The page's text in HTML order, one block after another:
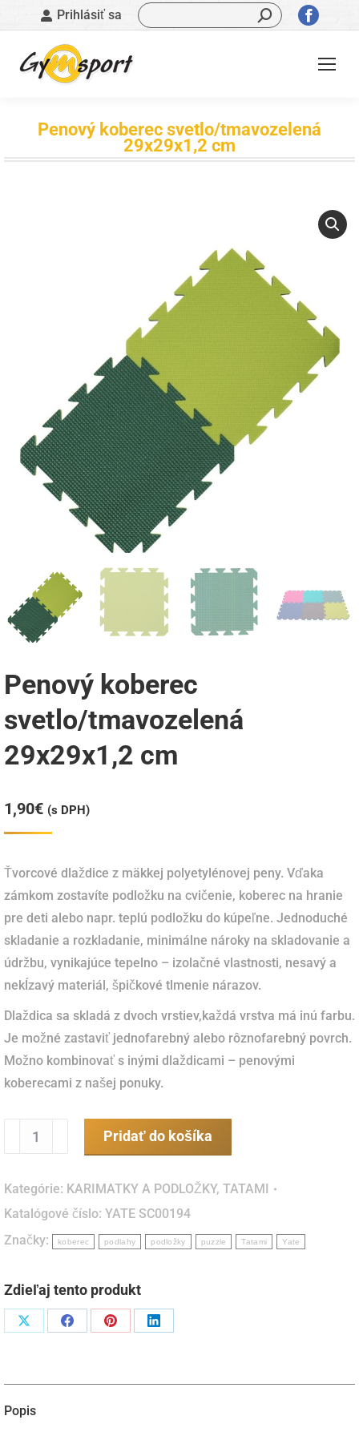
Prihlásiť sa Vyhľadávanie:
sa
otvorí
okne
Penový koberec svetlo/tmavozelená
29x29x1,2 cm
Penový koberec
svetlo/tmavozelená
29x29x1,2 cm
1,90€ (s DPH)
Ťvorcové dlaždice z mäkkej polyetylénovej peny. Vďaka
zámkom zostavíte podložku na cvičenie, koberec na hranie
pre deti alebo napr. teplú podložku do kúpeľne. Jednoduché
skladanie a rozkladanie, minimálne nároky na skladovanie a
údržbu, vynikajúce tepelno – izolačné vlastnosti, nesavý a
nekĺzavý materiál, špičkové tlmenie nárazov.
Dlaždica sa skladá z dvoch vrstiev,každá vrstva má inú farbu.
Je možné zastaviť jednofarebný alebo rôznofarebný povrch.
Možno kombinovať s inými dlaždicami – penovými
koberecami z našej ponuky.
množstvo
Penový
svetlo/tmavozelená
29x29x1,2
cm
Pridať do košíka
Kategórie: KARIMATKY A PODLOŽKY, TATAMI
Katalógové číslo: YATE SC00194
Značky:
koberec podlahy podložky puzzle Tatami Yate
Zdieľaj tento produkt
Podiel Podiel Podiel Podiel
Popis